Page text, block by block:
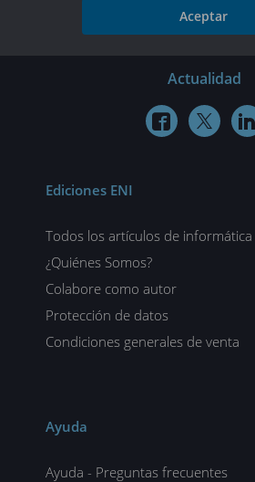
Aceptar
Actualidad
  
Ediciones ENI
Todos los artículos de informática
¿Quiénes Somos?
Colabore como autor
Protección de datos
Condiciones generales de venta
Ayuda
Ayuda - Preguntas frecuentes